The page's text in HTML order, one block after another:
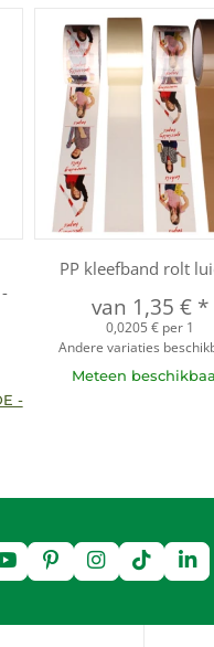
-
PP kleefband rolt
van 1,35 € *
0,0205 € per 1
Andere variaties
Meteen